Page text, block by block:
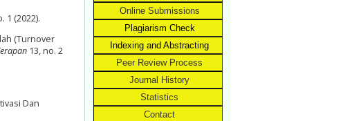
Online Submissions
Plagiarism Check
Indexing and Abstracting
Peer Review Process
Journal History
Statistics
Contact
1 (2022).
(Turnover
13, no. 2
Dan